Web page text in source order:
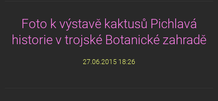
Foto k výstavě kaktusů Pichlavá
historie v trojské Botanické zahradě
27.06.2015 18:26